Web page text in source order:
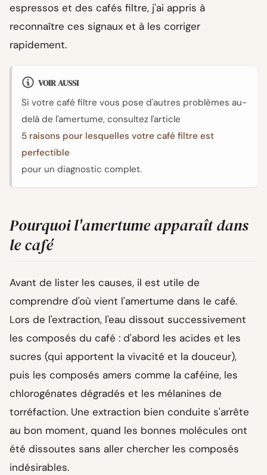
espressos et des cafés filtre, j'ai appris à
reconnaître ces signaux et à les corriger
rapidement.
VOIR AUSSI
Si votre café filtre vous pose d'autres problèmes au-
delà de l'amertume, consultez l'article
5 raisons pour lesquelles votre café filtre est
perfectible
pour un diagnostic complet.
Pourquoi l'amertume apparaît dans
le café
Avant de lister les causes, il est utile de
comprendre d'où vient l'amertume dans le café.
Lors de l'extraction, l'eau dissout successivement
les composés du café : d'abord les acides et les
sucres (qui apportent la vivacité et la douceur),
puis les composés amers comme la caféine, les
chlorogénates dégradés et les mélanines de
torréfaction. Une extraction bien conduite s'arrête
au bon moment, quand les bonnes molécules ont
été dissoutes sans aller chercher les composés
indésirables.